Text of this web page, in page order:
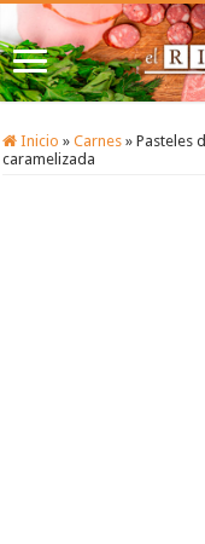
Inicio » Carnes » Pasteles
caramelizada